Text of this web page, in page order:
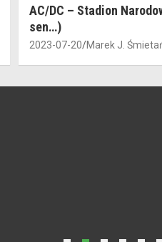
AC/DC – Stadion
sen…)
2023-07-20 Marek J.